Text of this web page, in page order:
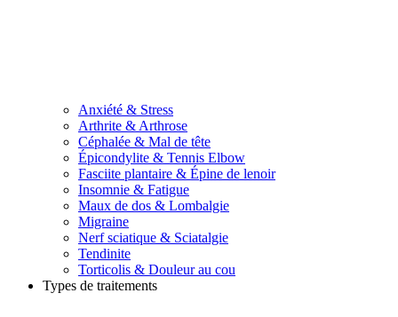
Anxiété & Stress
Arthrite & Arthrose
Céphalée & Mal de tête
Épicondylite & Tennis Elbow
Fasciite plantaire & Épine de lenoir
Insomnie & Fatigue
Maux de dos & Lombalgie
Migraine
Nerf sciatique & Sciatalgie
Tendinite
Torticolis & Douleur au cou
Types de traitements